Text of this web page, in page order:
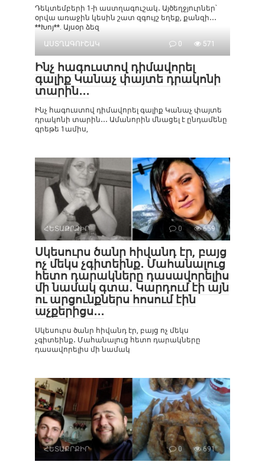
Դեկտեմբերի 1-ի աստղագուշակ․ Այծեղջյուրներ՝
օրվա առաջին կեսին շատ զգույշ եղեք, քանզի․․․
**Խոյ**. Այսօր ձեզ
ԱՍՏՂԱԳՈՒՇԱԿ
0 571
Ինչ հագուստով դիմավորել
գալիք Կանաչ փայտե դրակոնի
տարին․․․
Ինչ հագուստով դիմավորել գալիք Կանաչ փայտե
դրակոնի տարին․․․ Ամանորին մնացել է ընդամենը
գրեթե 1ամիս,
ՀԵՏԱՔՐՔԻՐ 0 659
Սկեսուրս ծանր հիվանդ էր, բայց
ոչ մեկս չգիտեինք․ Մահանալուց
հետո դարակները դասավորելիս
մի նամակ գտա․ Կարդում էի այն
ու արցունքներս հոսում էին
աչքերիցս․․․
Սկեսուրս ծանր հիվանդ էր, բայց ոչ մեկս
չգիտեինք․ Մահանալուց հետո դարակները
դասավորելիս մի նամակ
ՀԵՏԱՔՐՔԻՐ 0 691